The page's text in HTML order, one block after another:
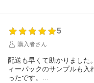
5
購入者さん
配送も早くて助かりました
ィーパックのサンプルも
ったです。